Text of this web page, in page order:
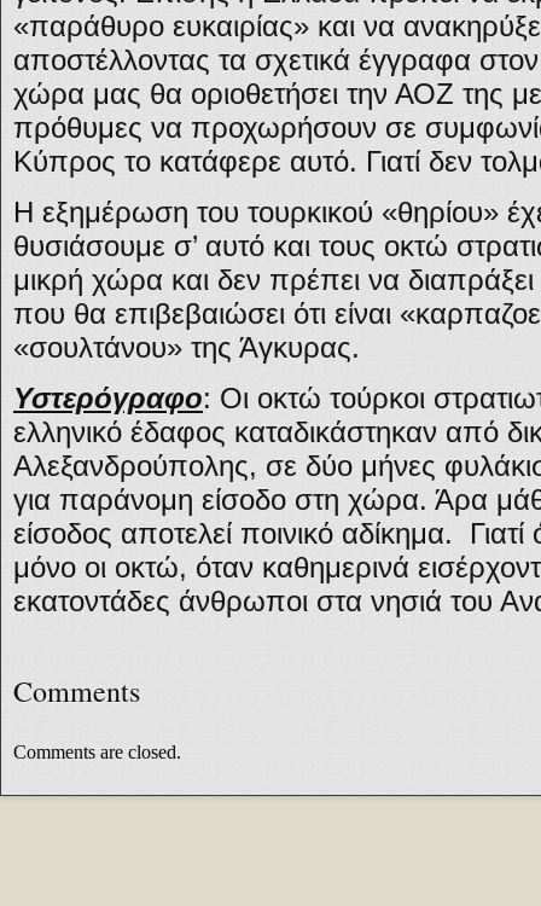
«παράθυρο ευκαιρίας» και να
αποστέλλοντας τα σχετικά έγγραφα
χώρα μας θα οριοθετήσει την ΑΟΖ της
πρόθυμες να προχωρήσουν σε
Κύπρος το κατάφερε αυτό. Γιατί δεν
Η εξημέρωση του τουρκικού «θηρίου»
θυσιάσουμε σ’ αυτό και τους οκτώ
μικρή χώρα και δεν πρέπει να διαπράξει
που θα επιβεβαιώσει ότι είναι
«σουλτάνου» της Άγκυρας.
Υστερόγραφο: Οι οκτώ τούρκοι
ελληνικό έδαφος καταδικάστηκαν από
Αλεξανδρούπολης, σε δύο μήνες
για παράνομη είσοδο στη χώρα. Άρα
είσοδος αποτελεί ποινικό αδίκημα.
μόνο οι οκτώ, όταν καθημερινά
εκατοντάδες άνθρωποι στα νησιά του
Comments
Comments are closed.